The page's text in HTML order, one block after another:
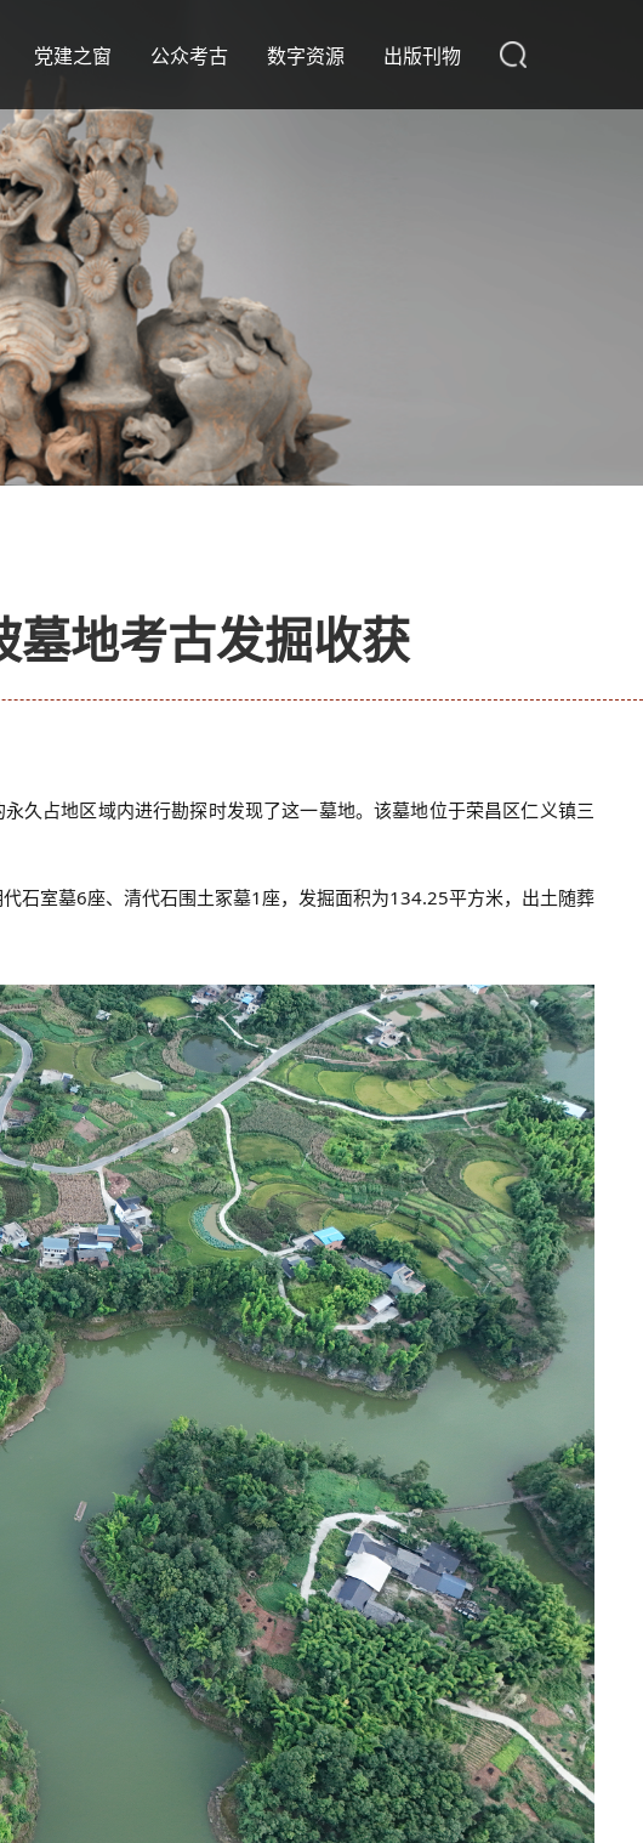
党建之窗 公众考古 数字资源 出版刊物
地考古发掘收获
久占地区域内进行勘探时发现了这一墓地。该墓地位于荣昌区仁义镇三
石室墓6座、清代石围土冢墓1座，发掘面积为134.25平方米，出土随葬